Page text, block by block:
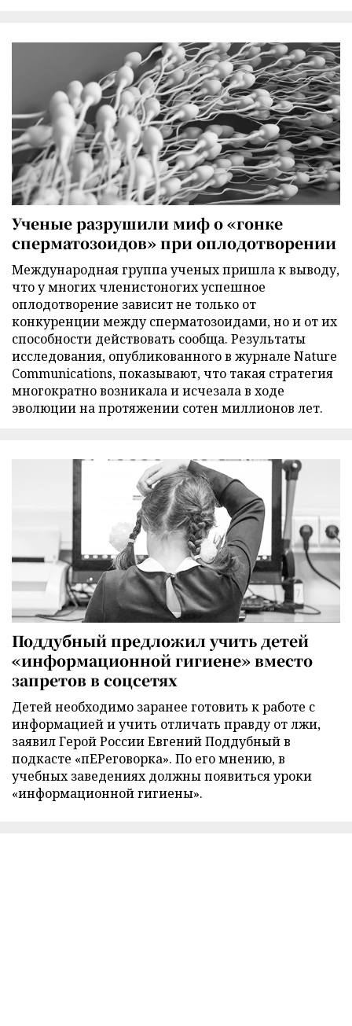
Ученые разрушили миф о «гонке
сперматозоидов» при оплодотворении
Международная группа ученых пришла к выводу,
что у многих членистоногих успешное
оплодотворение зависит не только от
конкуренции между сперматозоидами, но и от их
способности действовать сообща. Результаты
исследования, опубликованного в журнале Nature
Communications, показывают, что такая стратегия
многократно возникала и исчезала в ходе
эволюции на протяжении сотен миллионов лет.
Поддубный предложил учить детей
«информационной гигиене» вместо
запретов в соцсетях
Детей необходимо заранее готовить к работе с
информацией и учить отличать правду от лжи,
заявил Герой России Евгений Поддубный в
подкасте «пЕРеговорка». По его мнению, в
учебных заведениях должны появиться уроки
«информационной гигиены».